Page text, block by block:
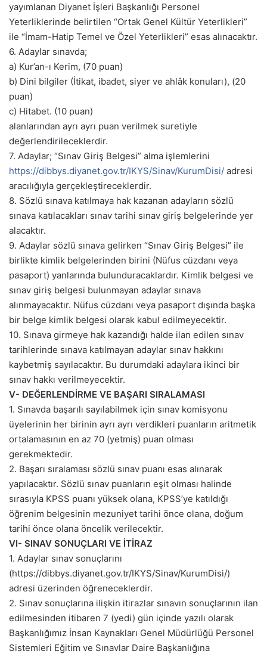
yayımlanan Diyanet İşleri Başkanlığı Personel
Yeterliklerinde belirtilen “Ortak Genel Kültür Yeterlikleri”
ile “İmam-Hatip Temel ve Özel Yeterlikleri” esas alınacaktır.
6. Adaylar sınavda;
a) Kur’an-ı Kerim, (70 puan)
b) Dini bilgiler (İtikat, ibadet, siyer ve ahlâk konuları), (20
puan)
c) Hitabet. (10 puan)
alanlarından ayrı ayrı puan verilmek suretiyle
değerlendirileceklerdir.
7. Adaylar; “Sınav Giriş Belgesi” alma işlemlerini
https://dibbys.diyanet.gov.tr/IKYS/Sinav/KurumDisi/ adresi
aracılığıyla gerçekleştireceklerdir.
8. Sözlü sınava katılmaya hak kazanan adayların sözlü
sınava katılacakları sınav tarihi sınav giriş belgelerinde yer
alacaktır.
9. Adaylar sözlü sınava gelirken “Sınav Giriş Belgesi” ile
birlikte kimlik belgelerinden birini (Nüfus cüzdanı veya
pasaport) yanlarında bulunduracaklardır. Kimlik belgesi ve
sınav giriş belgesi bulunmayan adaylar sınava
alınmayacaktır. Nüfus cüzdanı veya pasaport dışında başka
bir belge kimlik belgesi olarak kabul edilmeyecektir.
10. Sınava girmeye hak kazandığı halde ilan edilen sınav
tarihlerinde sınava katılmayan adaylar sınav hakkını
kaybetmiş sayılacaktır. Bu durumdaki adaylara ikinci bir
sınav hakkı verilmeyecektir.
V- DEĞERLENDİRME VE BAŞARI SIRALAMASI
1. Sınavda başarılı sayılabilmek için sınav komisyonu
üyelerinin her birinin ayrı ayrı verdikleri puanların aritmetik
ortalamasının en az 70 (yetmiş) puan olması
gerekmektedir.
2. Başarı sıralaması sözlü sınav puanı esas alınarak
yapılacaktır. Sözlü sınav puanların eşit olması halinde
sırasıyla KPSS puanı yüksek olana, KPSS’ye katıldığı
öğrenim belgesinin mezuniyet tarihi önce olana, doğum
tarihi önce olana öncelik verilecektir.
VI- SINAV SONUÇLARI VE İTİRAZ
1. Adaylar sınav sonuçlarını
(https://dibbys.diyanet.gov.tr/IKYS/Sinav/KurumDisi/)
adresi üzerinden öğreneceklerdir.
2. Sınav sonuçlarına ilişkin itirazlar sınavın sonuçlarının ilan
edilmesinden itibaren 7 (yedi) gün içinde yazılı olarak
Başkanlığımız İnsan Kaynakları Genel Müdürlüğü Personel
Sistemleri Eğitim ve Sınavlar Daire Başkanlığına